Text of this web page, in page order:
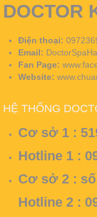
DOCTOR
Điện thoại:
Email:
Fan Page:
Website:
HỆ THỐNG
Cơ sở 1 :
Hotline 1 :
Cơ sở 2 :
Hotline 2 :